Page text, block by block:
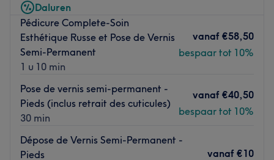
Vous êtes accueilli par Tiffany et Berenice, deux expertes
de la beauté et du bien-être, très proches de leur
clientèle et professionnelles dans chacun de leurs gestes.
Petit plus ? Les filles parlent français, néerlandais,
espagnol et anglais !
Découvrez un vaste choix de soins en tout genre qui feront
votre plus grand bonheur : manucures, pédicures, poses
de vernis, ongles en gel, épilations, extensions de cils,
l’embarras du choix !
Daluren
Pédicure Complete-Soin
Esthétique Russe et Pose de Vernis
Semi-Permanent
1 u 10 min
vanaf €58,50
bespaar tot 10%
Pose de vernis semi-permanent -
Pieds (inclus retrait des cuticules)
30 min
vanaf €40,50
bespaar tot 10%
Dépose de Vernis Semi-Permanent -
Pieds
vanaf €10